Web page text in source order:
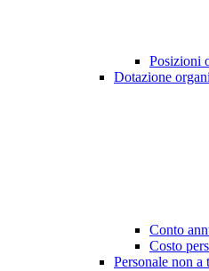
Posizioni
Dotazione
Conto
Costo
Personale non a